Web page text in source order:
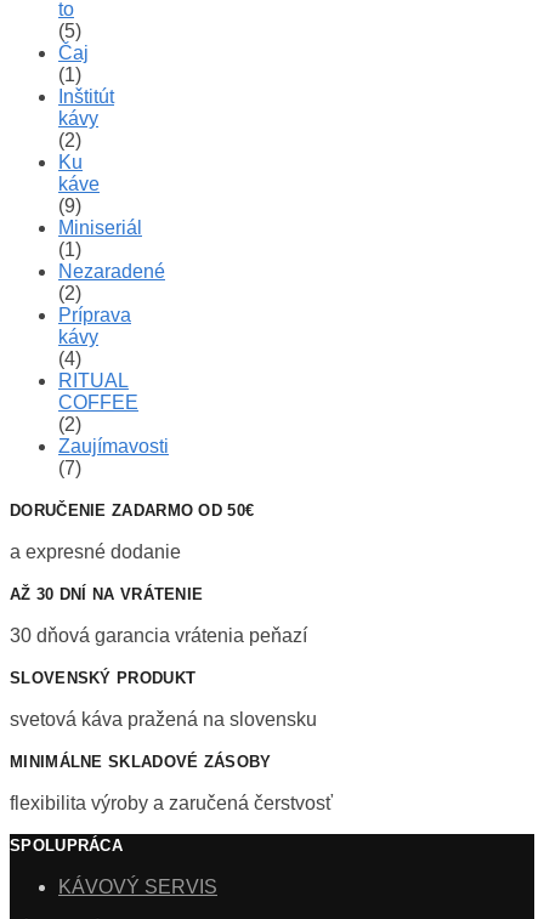
to
(5)
Čaj
(1)
Inštitút
kávy
(2)
Ku
káve
(9)
Miniseriál
(1)
Nezaradené
(2)
Príprava
kávy
(4)
RITUAL
COFFEE
(2)
Zaujímavosti
(7)
DORUČENIE ZADARMO OD 50€
a expresné dodanie
AŽ 30 DNÍ NA VRÁTENIE
30 dňová garancia vrátenia peňazí
SLOVENSKÝ PRODUKT
svetová káva pražená na slovensku
MINIMÁLNE SKLADOVÉ ZÁSOBY
flexibilita výroby a zaručená čerstvosť
SPOLUPRÁCA
KÁVOVÝ SERVIS